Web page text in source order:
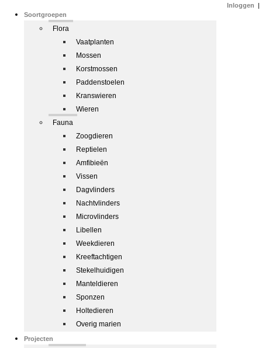
Soortgroepen
Flora
Vaatplanten
Mossen
Korstmossen
Paddenstoelen
Kranswieren
Wieren
Fauna
Zoogdieren
Reptielen
Amfibieën
Vissen
Dagvlinders
Nachtvlinders
Microvlinders
Libellen
Weekdieren
Kreeftachtigen
Stekelhuidigen
Manteldieren
Sponzen
Holtedieren
Overig marien
Projecten
Inloggen |